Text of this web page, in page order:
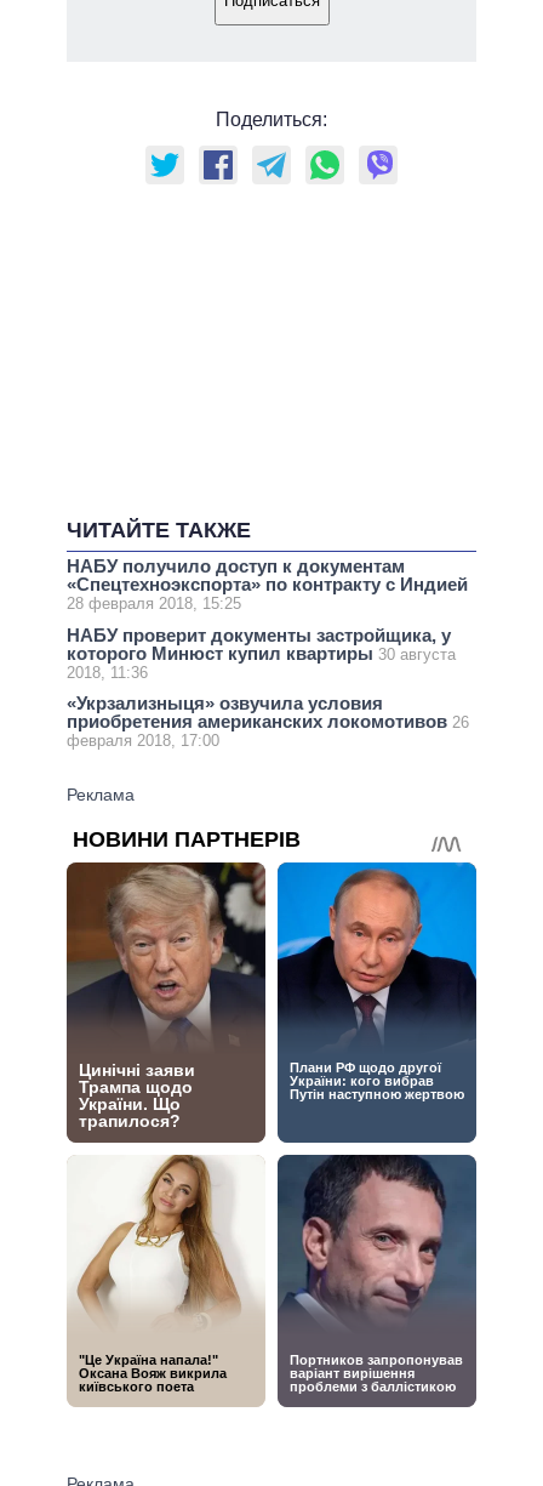
Поделиться:
ЧИТАЙТЕ ТАКЖЕ
НАБУ получило доступ к документам
«Спецтехноэкспорта» по контракту с Индией
28 февраля 2018, 15:25
НАБУ проверит документы застройщика, у
которого Минюст купил квартиры 30 августа
2018, 11:36
«Укрзализныця» озвучила условия
приобретения американских локомотивов 26
февраля 2018, 17:00